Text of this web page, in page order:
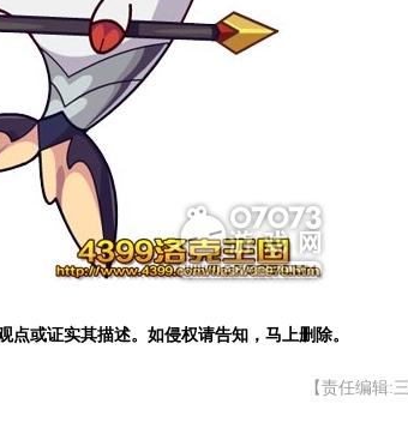
或证实其描述。如侵权请告知，马上删除。
【责任编辑: